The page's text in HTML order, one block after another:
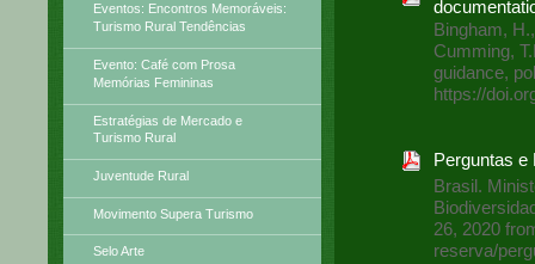
Eventos: Encontros Memoráveis:
Turismo Rural Tendências
Evento: Café com Prosa
Memórias Femininas
Estratégias de Mercado e
Turismo Rural
Juventude Rural
Movimento Supera Turismo
Selo Arte
Bingham,
Cumming,
guidance,
https://
Perguntas
Brasil.
26, 2020
reserva/